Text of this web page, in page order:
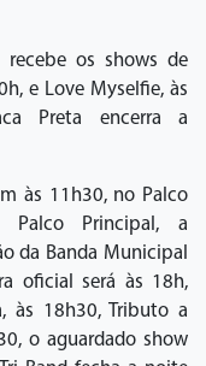
recebe os shows de
e Love Myselfie, às
Preta encerra a
às 11h30, no Palco
Principal, a
da Banda Municipal
oficial será às 18h,
às 18h30, Tributo a
o aguardado show